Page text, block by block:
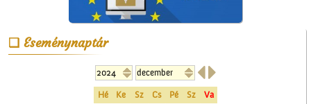
Eseménynaptár

Hé Ke Sz Cs Pé Sz
Va